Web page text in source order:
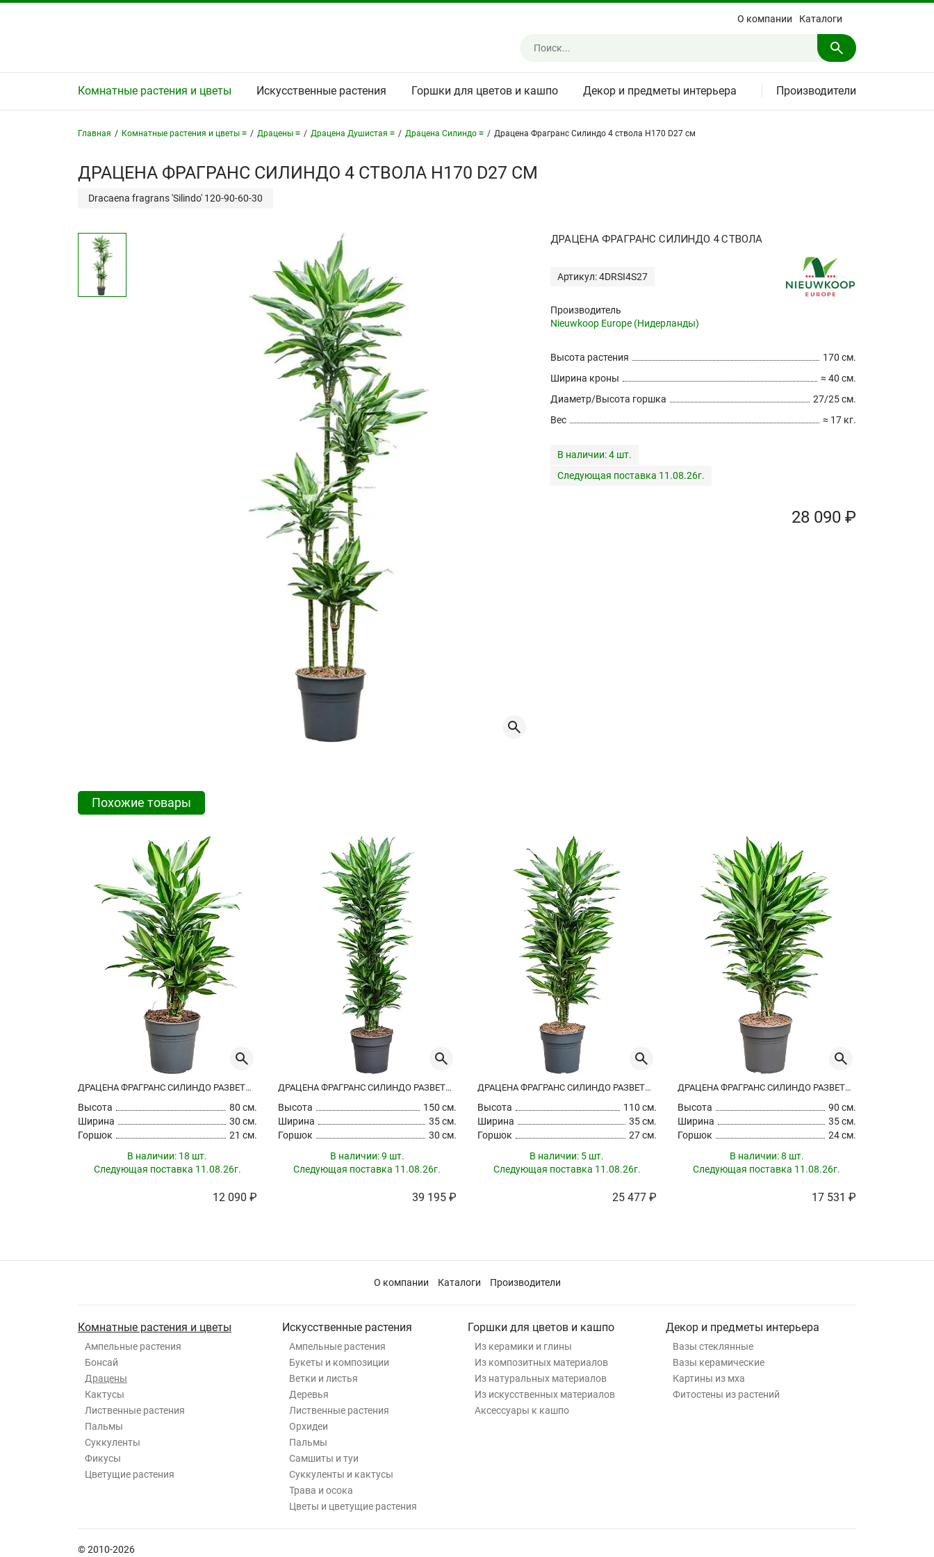
О компании Каталоги
Комнатные растения и цветы Искусственные растения Горшки для цветов и кашпо Декор и предметы интерьера Производители
Главная / Комнатные растения и цветы ≡ / Драцены ≡ / Драцена Душистая ≡ / Драцена Силиндо ≡ / Драцена Фрагранс Силиндо 4 ствола H170 D27 см
ДРАЦЕНА ФРАГРАНС СИЛИНДО 4 СТВОЛА H170 D27 СМ
Dracaena fragrans 'Silindo' 120-90-60-30
ДРАЦЕНА ФРАГРАНС СИЛИНДО 4 СТВОЛА
Артикул: 4DRSI4S27
Производитель
Nieuwkoop Europe (Нидерланды)
170 см.
Высота растения
≈ 40 см.
Ширина кроны
27/25 см.
Диаметр/Высота горшка
≈ 17 кг.
Вес
В наличии:4 шт.
Следующая поставка 11.08.26г.
28 090 ₽
Похожие товары
ДРАЦЕНА ФРАГРАНС СИЛИНДО РАЗВЕТВЛЕННАЯ
Высота
80 см.
Ширина
30 см.
Горшок
21 см.
В наличии: 18 шт.
Следующая поставка 11.08.26г.
12 090 ₽
ДРАЦЕНА ФРАГРАНС СИЛИНДО РАЗВЕТВЛЕННАЯ
Высота
150 см.
Ширина
35 см.
Горшок
30 см.
В наличии:9 шт.
Следующая поставка 11.08.26г.
39 195 ₽
ДРАЦЕНА ФРАГРАНС СИЛИНДО РАЗВЕТВЛЕННАЯ
Высота
110 см.
Ширина
35 см.
Горшок
27 см.
В наличии: 5 шт.
Следующая поставка 11.08.26г.
25 477 ₽
ДРАЦЕНА ФРАГРАНС СИЛИНДО РАЗВЕТВЛЕННАЯ
Высота
90 см.
Ширина
35 см.
Горшок
24 см.
В наличии:8 шт.
Следующая поставка 11.08.26г.
17 531 ₽
О компании Каталоги Производители
Комнатные растения и цветы
Ампельные растения
Бонсай
Драцены
Кактусы
Лиственные растения
Пальмы
Суккуленты
Фикусы
Цветущие растения
Искусственные растения
Ампельные растения
Букеты и композиции
Ветки и листья
Деревья
Лиственные растения
Орхидеи
Пальмы
Самшиты и туи
Суккуленты и кактусы
Трава и осока
Цветы и цветущие растения
Горшки для цветов и кашпо
Из керамики и глины
Из композитных материалов
Из натуральных материалов
Из искусственных материалов
Аксессуары к кашпо
Декор и предметы интерьера
Вазы стеклянные
Вазы керамические
Картины из мха
Фитостены из растений
© 2010-2026